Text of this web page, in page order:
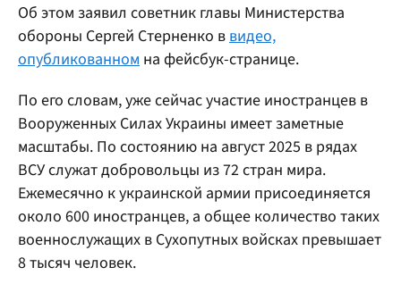
Об этом заявил советник главы Министерства
обороны Сергей Стерненко в видео,
опубликованном на фейсбук-странице.
По его словам, уже сейчас участие иностранцев в
Вооруженных Силах Украины имеет заметные
масштабы. По состоянию на август 2025 в рядах
ВСУ служат добровольцы из 72 стран мира.
Ежемесячно к украинской армии присоединяется
около 600 иностранцев, а общее количество таких
военнослужащих в Сухопутных войсках превышает
8 тысяч человек.